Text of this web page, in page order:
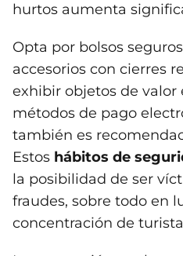
hurtos aumenta
Opta por bolsos
accesorios con cierres
exhibir objetos de valor
métodos de pago
también es
Estos hábitos de
la posibilidad de ser
fraudes, sobre todo en
concentración de